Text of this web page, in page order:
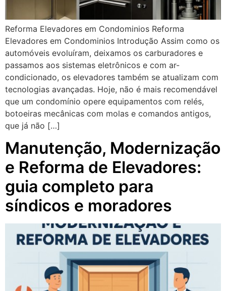
Reforma Elevadores em Condominios Reforma
Elevadores em Condominios Introdução Assim como os
automóveis evoluíram, deixamos os carburadores e
passamos aos sistemas eletrônicos e com ar-
condicionado, os elevadores também se atualizam com
tecnologias avançadas. Hoje, não é mais recomendável
que um condomínio opere equipamentos com relés,
botoeiras mecânicas com molas e comandos antigos,
que já não […]
Manutenção, Modernização
e Reforma de Elevadores:
guia completo para
síndicos e moradores